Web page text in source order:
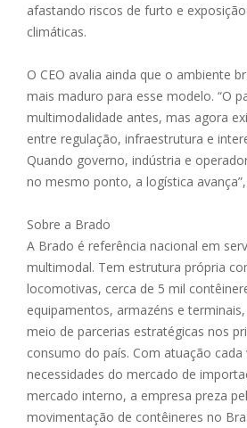
afastando riscos de furto e
climáticas.
O CEO avalia ainda que o ambiente
mais maduro para esse modelo. “O
multimodalidade antes, mas agora
entre regulação, infraestrutura e
Quando governo, indústria e
no mesmo ponto, a logística
Sobre a Brado
A Brado é referência nacional em
multimodal. Tem estrutura própria
locomotivas, cerca de 5 mil
equipamentos, armazéns e
meio de parcerias estratégicas nos
consumo do país. Com atuação
necessidades do mercado de
mercado interno, a empresa preza
movimentação de contêineres no